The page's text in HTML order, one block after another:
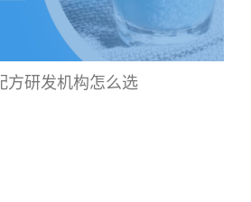
方研发机构怎么选